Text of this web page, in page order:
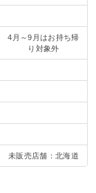
4月～9月はお持ち帰
り対象外
未販売店舗：北海道